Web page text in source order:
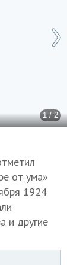
1 / 2
от ума»
1924
и другие